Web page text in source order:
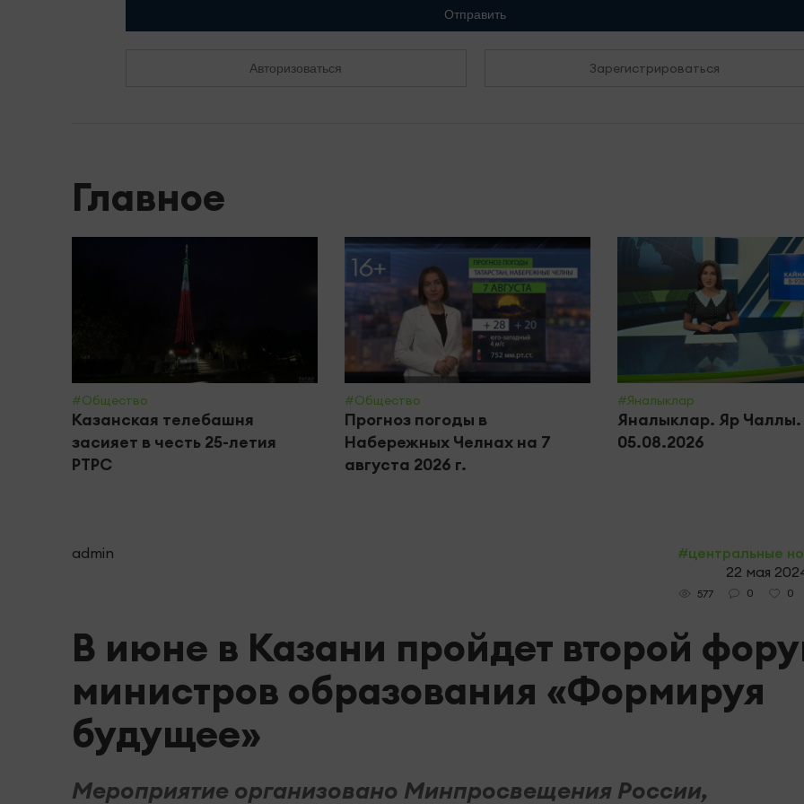
Отправить
Авторизоваться Зарегистрироваться
Главное
#Общество
Казанская телебашня
засияет в честь 25-летия
РТРС
#Общество
Прогноз погоды в
Набережных Челнах на 7
августа 2026 г.
#Яналыклар
Яналыклар. Яр Чаллы.
05.08.2026
admin
#центральные
22 мая
577 0 0
В июне в Казани пройдет второй
министров образования «Формируя
будущее»
Мероприятие организовано Минпросвещения России,